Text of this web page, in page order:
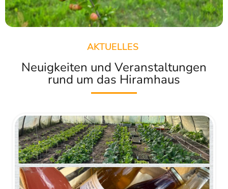
AKTUELLES
Neuigkeiten und Veranstaltungen
rund um das Hiramhaus